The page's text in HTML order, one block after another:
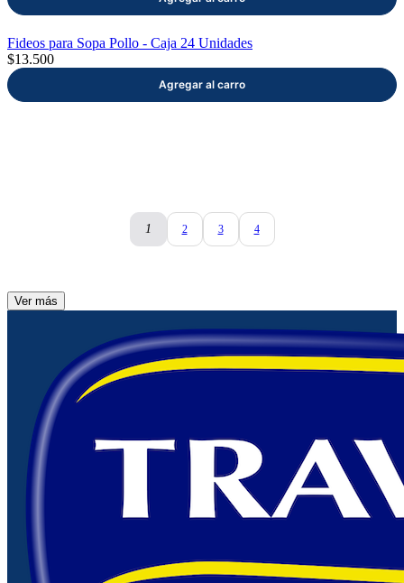
Fideos para Sopa Pollo - Caja 24 Unidades
$13.500
1 2 3 4
Ver más